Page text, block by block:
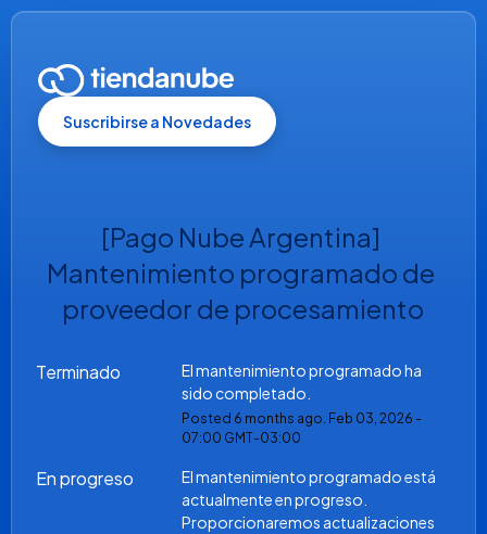
Suscribirse a Novedades
[Pago Nube Argentina]
Mantenimiento programado de
proveedor de procesamiento
Terminado
El mantenimiento programado ha
sido completado.
Posted 6 months ago. Feb 03, 2026 -
07:00 GMT-03:00
En progreso
El mantenimiento programado está
actualmente en progreso.
Proporcionaremos actualizaciones